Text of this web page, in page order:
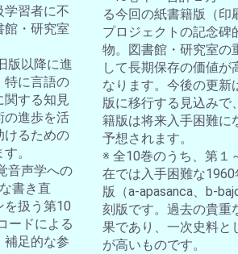
学習者に不
館・研究室
版以降に進
特に言語の
関する知見
の進歩を活
けるための
。
音声学への
書き直
を扱う第10
ードによる
補足的な参
る今回の紙書籍版（印
プロジェクトの記念碑
物。図書館・研究室の
して長期保存の価値が
なります。今後の更新
版に移行する見込みで
籍版は将来入手困難に
予想されます。
※ 全10巻のうち、第１
在では入手困難な
版（a-apasanca、b-
刻版です。過去の貴重
果であり、一次史料と
が高いものです。